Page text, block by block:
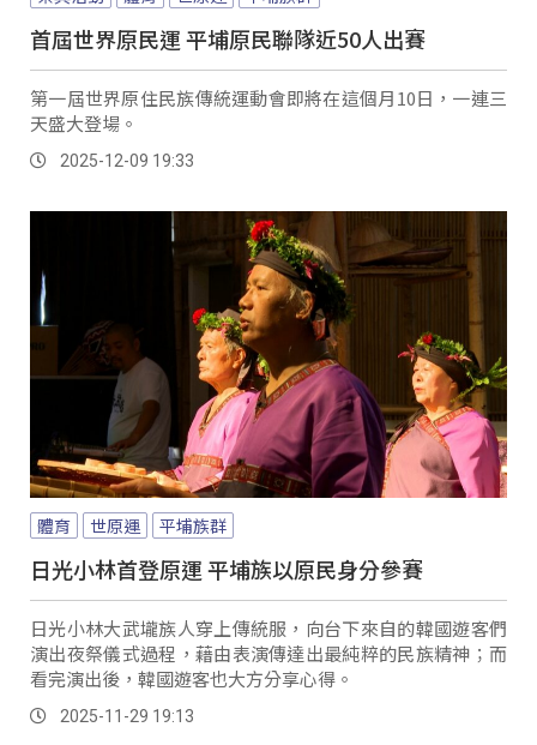
首屆世界原民運 平埔原民聯隊近50人出賽
第一屆世界原住民族傳統運動會即將在這個月10日，一連三
天盛大登場。
2025-12-09 19:33
體育 世原運 平埔族群
日光小林首登原運 平埔族以原民身分參賽
日光小林大武壠族人穿上傳統服，向台下來自的韓國遊客們
演出夜祭儀式過程，藉由表演傳達出最純粹的民族精神；而
看完演出後，韓國遊客也大方分享心得。
2025-11-29 19:13